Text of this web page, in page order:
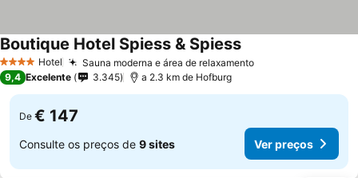
4 EstrelasHotel Sauna moderna e área de relaxamento
Boutique Hotel Spiess & Spiess
9,4 Excelente 3.345 a 2.3 km de Hofburg
De € 147
Consulte os preços de 9 sites Ver preços